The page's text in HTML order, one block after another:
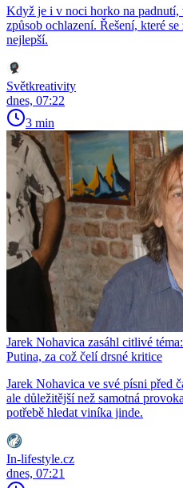
Když je i v noci horko na
způsob ochlazení. Řešení, které
nejlepší.
Světkreativity
dnes, 07:22
3 min
Jarek Nohavica zasáhl citlivé
Putina, za což čelí drsné kritice
Jarek Nohavica ve své písni před
ale důležitější než samotná
potřebě hledat viníka jinde.
In-lifestyle.cz
dnes, 07:21